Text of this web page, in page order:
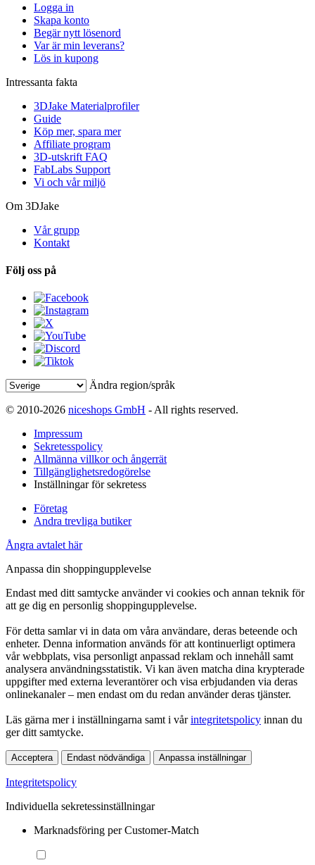
Logga in
Skapa konto
Begär nytt lösenord
Var är min leverans?
Lös in kupong
Intressanta fakta
3DJake Materialprofiler
Guide
Köp mer, spara mer
Affiliate program
3D-utskrift FAQ
FabLabs Support
Vi och vår miljö
Om 3DJake
Vår grupp
Kontakt
Följ oss på
Ändra region/språk
© 2010-2026 niceshops GmbH - All rights reserved.
Impressum
Sekretesspolicy
Allmänna villkor och ångerrät
Tillgänglighetsredogörelse
Inställningar för sekretess
Företag
Andra trevliga butiker
Ångra avtalet här
Anpassa din shoppingupplevelse
Endast med ditt samtycke använder vi cookies och annan teknik för
att ge dig en personlig shoppingupplevelse.
För detta samlar vi in data om våra användare, deras beteende och
enheter. Denna information används för att kontinuerligt optimera
vår webbplats, visa personligt anpassad reklam och innehåll samt
analysera användningsstatistik. Vi kan även matcha dina krypterade
uppgifter med externa leverantörer och visa erbjudanden via deras
onlinekanaler – men endast om du redan använder deras tjänster.
Läs gärna mer i inställningarna samt i vårintegritetspolicy innan du
ger ditt samtycke.
Acceptera Endast nödvändiga Anpassa inställningar
Integritetspolicy
Individuella sekretessinställningar
Marknadsföring per Customer-Match